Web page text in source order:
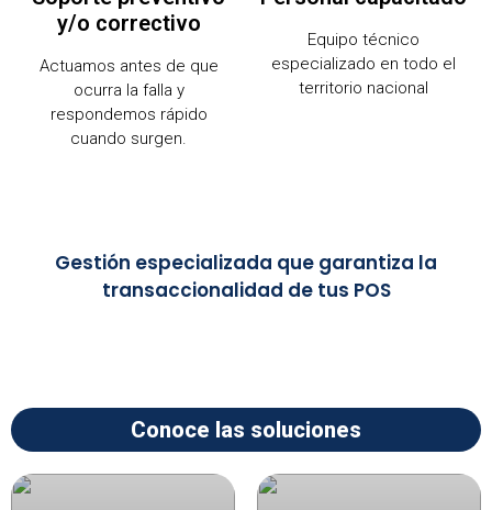
y/o correctivo
Actuamos antes de que
ocurra la falla y
respondemos rápido
cuando surgen.
Equipo técnico
especializado en todo el
territorio nacional
Gestión especializada que garantiza la
transaccionalidad de tus POS
Conoce las soluciones